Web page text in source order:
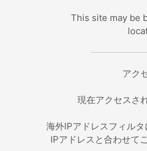
This site may be
アク
現在アクセスさ
海外IPアドレスフィル
IPアドレスと合わせて